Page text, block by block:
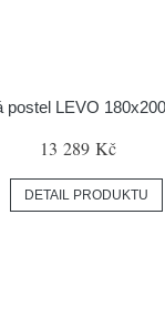
postel LEVO
13 289 Kč
DETAIL PRODUKTU